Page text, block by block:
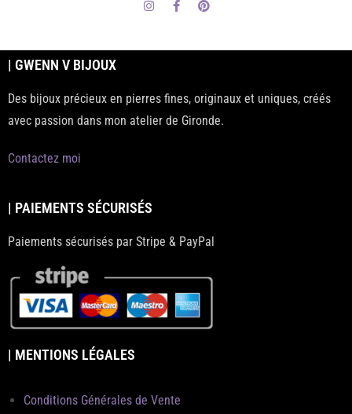
| GWENN V BIJOUX
Des bijoux précieux en pierres fines, originaux et uniques, créés
avec passion dans mon atelier de Gironde.
Contactez moi
| PAIEMENTS SÉCURISÉS
Paiements sécurisés par Stripe & PayPal
| MENTIONS LÉGALES
Conditions Générales de Vente